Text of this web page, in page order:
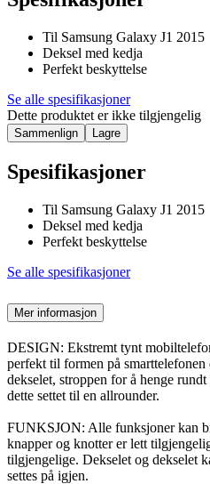
Til Samsung Galaxy J1 2015
Deksel med kedja
Perfekt beskyttelse
Se alle spesifikasjoner
Dette produktet er ikke tilgjengelig
Sammenlign Lagre
Spesifikasjoner
Til Samsung Galaxy J1 2015
Deksel med kedja
Perfekt beskyttelse
Se alle spesifikasjoner
Mer informasjon
DESIGN: Ekstremt tynt
perfekt til formen på
dekselet, stroppen for å henge
dette settet til en allrounder.
FUNKSJON: Alle funksjoner kan
knapper og knotter er lett
tilgjengelige. Dekselet og dekselet
settes på igjen.